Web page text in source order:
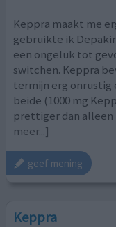
Keppra maakt me
gebruikte ik
een ongeluk tot
switchen. Keppra
termijn erg onrustig
beide (1000 mg
prettiger dan alleen
meer...]
geef mening
Keppra